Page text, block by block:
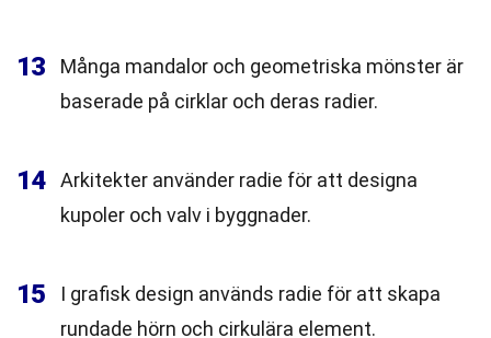
13
Många mandalor och geometriska mönster är
baserade på cirklar och deras radier.
14
Arkitekter använder radie för att designa
kupoler och valv i byggnader.
15
I grafisk design används radie för att skapa
rundade hörn och cirkulära element.